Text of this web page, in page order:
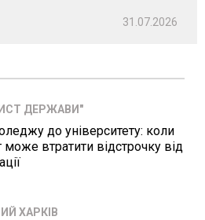
31.07.2026
ДЕРЖАВИ"
до університету: коли
може втратити відстрочку від
ХАРКІВ